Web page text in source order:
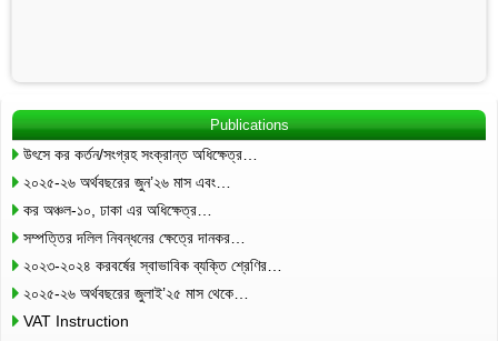
Publications
উৎসে কর কর্তন/সংগ্রহ সংক্রান্ত অধিক্ষেত্র…
২০২৫-২৬ অর্থবছরের জুন’২৬ মাস এবং…
কর অঞ্চল-১০, ঢাকা এর অধিক্ষেত্র…
সম্পত্তির দলিল নিবন্ধনের ক্ষেত্রে দানকর…
২০২৩-২০২৪ করবর্ষের স্বাভাবিক ব্যক্তি শ্রেণির…
২০২৫-২৬ অর্থবছরের জুলাই’২৫ মাস থেকে…
VAT Instruction